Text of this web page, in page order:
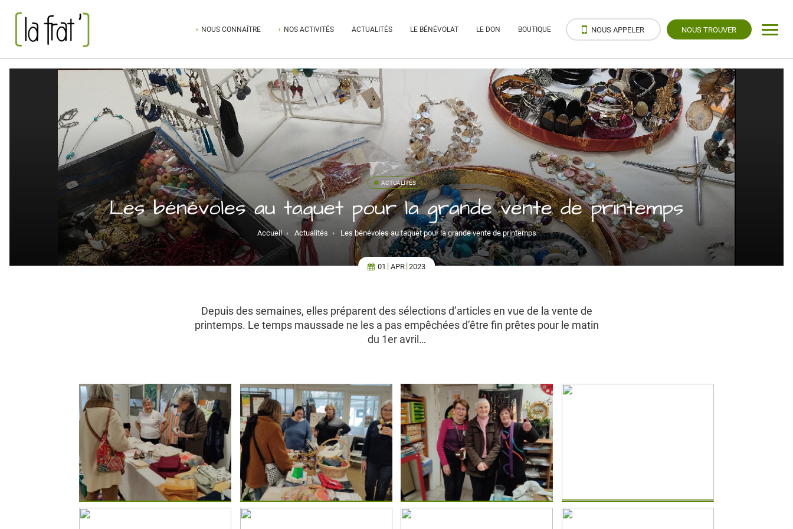
NOUS CONNAÎTRE NOS ACTIVITÉS ACTUALITÉS LE BÉNÉVOLAT LE DON BOUTIQUE NOUS APPELER NOUS TROUVER
ACTUALITÉS
Les bénévoles au taquet pour la grande vente de printemps
Accueil › Actualités › Les bénévoles au taquet pour la grande vente de printemps
01 APR 2023
Depuis des semaines, elles préparent des sélections d’articles en vue de la vente de
printemps. Le temps maussade ne les a pas empêchées d’être fin prêtes pour le matin
du 1er avril…